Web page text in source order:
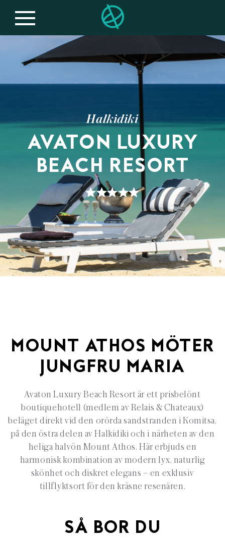
Halkidiki
AVATON LUXURY
BEACH RESORT
MOUNT ATHOS MÖTER
JUNGFRU MARIA
Avaton Luxury Beach Resort är ett prisbelönt
boutiquehotell (medlem av Relais & Chateaux)
beläget direkt vid den orörda sandstranden i Komitsa,
på den östra delen av Halkidiki och i närheten av den
heliga halvön Mount Athos. Här erbjuds en
harmonisk kombination av modern lyx, naturlig
skönhet och diskret elegans – en exklusiv
tillflyktsort för den kräsne resenären.
SÅ BOR DU